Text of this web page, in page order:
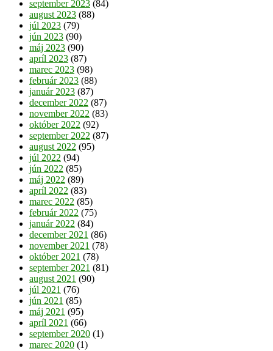
september 2023 (84)
august 2023 (88)
júl 2023 (79)
jún 2023 (90)
máj 2023 (90)
apríl 2023 (87)
marec 2023 (98)
február 2023 (88)
január 2023 (87)
december 2022 (87)
november 2022 (83)
október 2022 (92)
september 2022 (87)
august 2022 (95)
júl 2022 (94)
jún 2022 (85)
máj 2022 (89)
apríl 2022 (83)
marec 2022 (85)
február 2022 (75)
január 2022 (84)
december 2021 (86)
november 2021 (78)
október 2021 (78)
september 2021 (81)
august 2021 (90)
júl 2021 (76)
jún 2021 (85)
máj 2021 (95)
apríl 2021 (66)
september 2020 (1)
marec 2020 (1)